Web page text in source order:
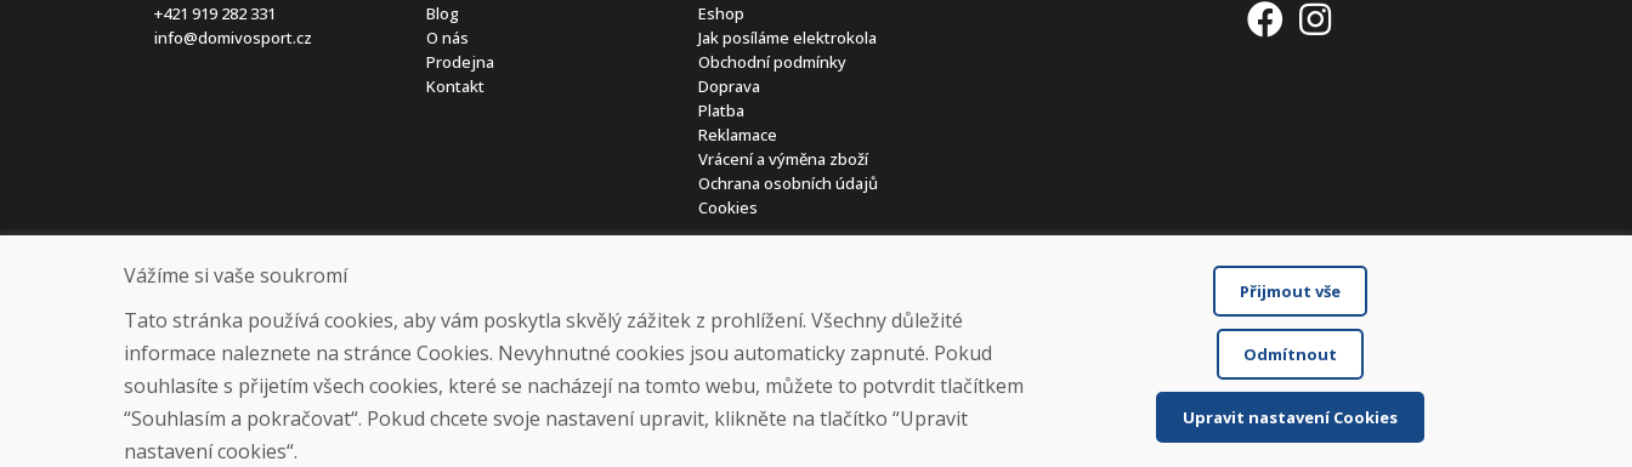
+421 919 282 331
info@domivosport.cz
Blog
O nás
Prodejna
Kontakt
Eshop
Jak posíláme elektrokola
Obchodní podmínky
Doprava
Platba
Reklamace
Vrácení a výměna zboží
Ochrana osobních údajů
Cookies
© DOMIVOSPORT 2026, všechna práva vyhrazena
DUFEKSOFT tvorba eshopů
Vážíme si vaše soukromí
Tato stránka používá cookies, aby vám poskytla skvělý zážitek z prohlížení. Všechny důležité
informace naleznete na stránce Cookies. Nevyhnutné cookies jsou automaticky zapnuté. Pokud
souhlasíte s přijetím všech cookies, které se nacházejí na tomto webu, můžete to potvrdit tlačítkem
“Souhlasím a pokračovat“. Pokud chcete svoje nastavení upravit, klikněte na tlačítko “Upravit
nastavení cookies“.
Přijmout vše
Odmítnout
Upravit nastavení Cookies